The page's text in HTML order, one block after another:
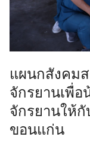
แผนกสังคมส
จักรยานเพื่
จักรยานให้
ขอนแก่น